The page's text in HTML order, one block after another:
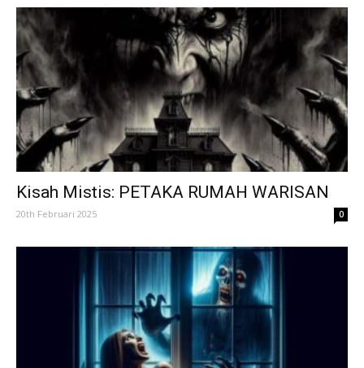
Kisah Mistis: PETAKA RUMAH WARISAN
20th Februari 2025 0